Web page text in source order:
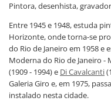
Pintora, desenhista,
Entre 1945 e 1948, estuda
Horizonte, onde torna-se
do Rio de Janeiro em 1958
Moderna do Rio de Janeiro -
(1909 - 1994) e Di Cavalcanti
Galeria Giro e, em 1975,
instalado nesta cidade.